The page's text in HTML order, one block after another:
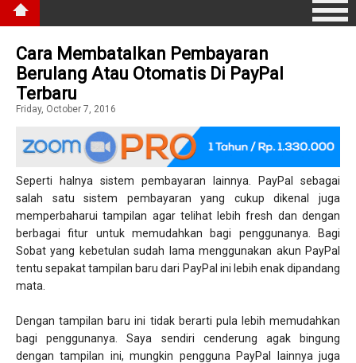
Cara Membatalkan Pembayaran
Berulang Atau Otomatis Di PayPal
Terbaru
Friday, October 7, 2016
Seperti halnya sistem pembayaran lainnya. PayPal sebagai
salah satu sistem pembayaran yang cukup dikenal juga
memperbaharui tampilan agar telihat lebih fresh dan dengan
berbagai fitur untuk memudahkan bagi penggunanya. Bagi
Sobat yang kebetulan sudah lama menggunakan akun PayPal
tentu sepakat tampilan baru dari PayPal ini lebih enak dipandang
mata.
Dengan tampilan baru ini tidak berarti pula lebih memudahkan
bagi penggunanya. Saya sendiri cenderung agak bingung
dengan tampilan ini, mungkin pengguna PayPal lainnya juga